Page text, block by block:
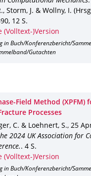
Storm, J. & Wollny, I.
, 12 S.
(Volltext-)Version
in Buch/Konferenzbericht/
Gutachten
Field Method (XPFM)
Processes
C. & Loehnert, S., 25
2024 UK Association for
. 4 S.
(Volltext-)Version
in Buch/Konferenzbericht/